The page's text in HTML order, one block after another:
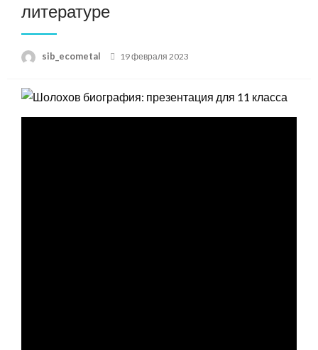
литературе
sib_ecometal
Posted
19 февраля 2023